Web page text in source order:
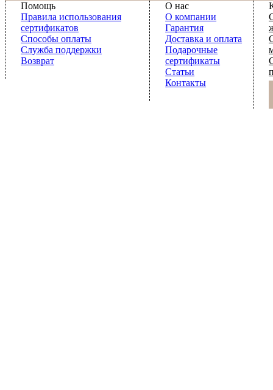
Помощь
Правила использования
сертификатов
Способы оплаты
Служба поддержки
Возврат
О нас
О компании
Гарантия
Доставка и оплата
Подарочные
сертификаты
Статьи
Контакты